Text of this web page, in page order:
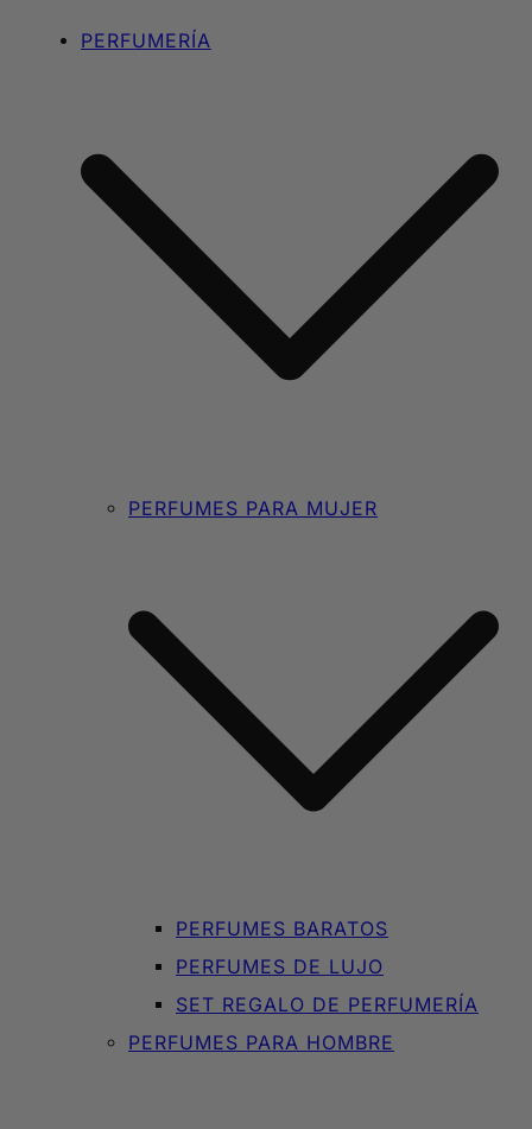
PERFUMERÍA
PERFUMES PARA MUJER
PERFUMES BARATOS
PERFUMES DE LUJO
SET REGALO DE PERFUMERÍA
PERFUMES PARA HOMBRE